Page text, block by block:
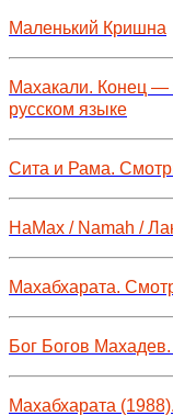
Маленький Кришна
Махакали. Конец —
русском языке
Сита и Рама.
НаМах / Namah /
Махабхарата.
Бог Богов
Махабхарата